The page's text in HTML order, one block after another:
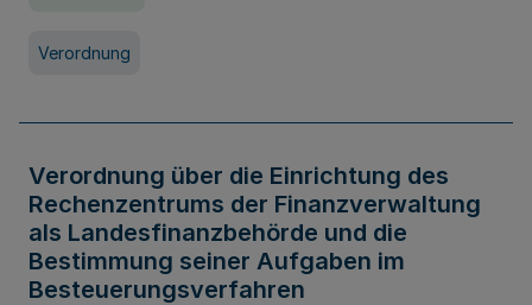
Verordnung
Verordnung über die Einrichtung des
Rechenzentrums der Finanzverwaltung
als Landesfinanzbehörde und die
Bestimmung seiner Aufgaben im
Besteuerungsverfahren